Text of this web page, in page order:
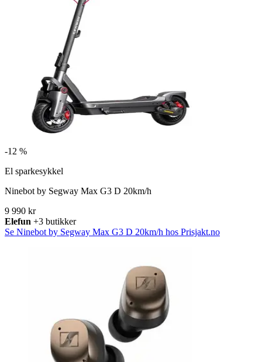
-12 %
El sparkesykkel
Ninebot by Segway Max G3 D 20km/h
9 990 kr
Elefun +3 butikker
Se Ninebot by Segway Max G3 D 20km/h hos Prisjakt.no